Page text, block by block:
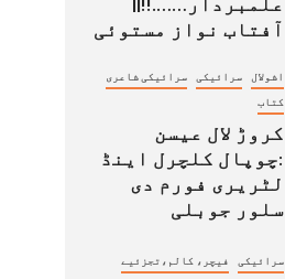
آفتاب نواز مستوئی
اشولال سرائیکی سرائیکی شاعری
کتاب
کروڑ لال عیسن
:چوپال کلچرل اینڈ
لٹریری فورم دی
سلور جوبلی
سرائیکی فیچر، کالم،تجزئیے